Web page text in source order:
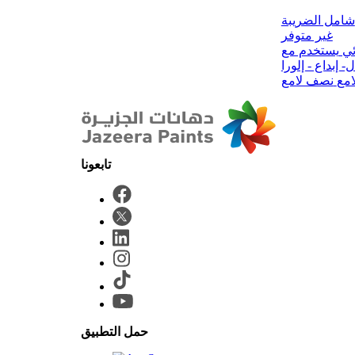
شامل الضريبة
غير متوفر
يستخدم مع
إبداع - إلورا
نصف لامع
حمل التطبيق